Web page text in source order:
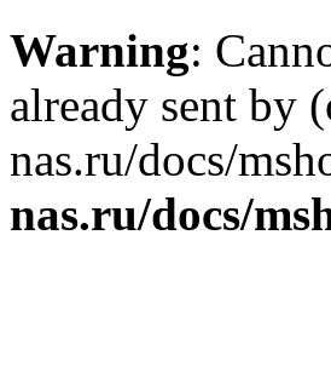
Warning:
already sent by
nas.ru/docs/
nas.ru/docs/